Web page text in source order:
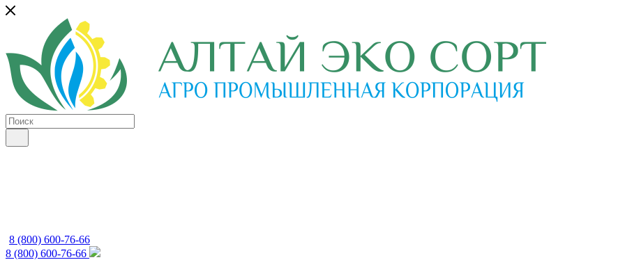
8 (800) 600-76-66
8 (800) 600-76-66